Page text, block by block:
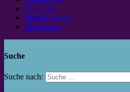
Über mich
Mein Angebot
Referenzen
Suche
Suche nach: